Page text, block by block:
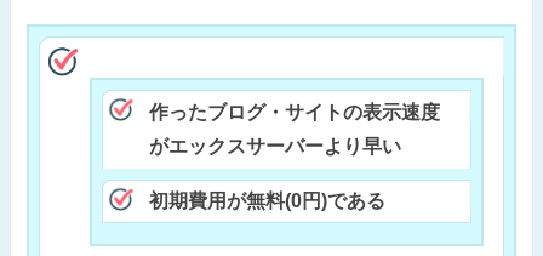
作ったブログ・サイトの表示速度
がエックスサーバーより早い
初期費用が無料(0円)である